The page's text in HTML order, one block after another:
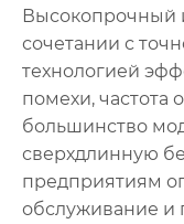
Высокопрочный
сочетании с
технологией
помехи, частота
большинство
сверхдлинную
предприятиям
обслуживание и